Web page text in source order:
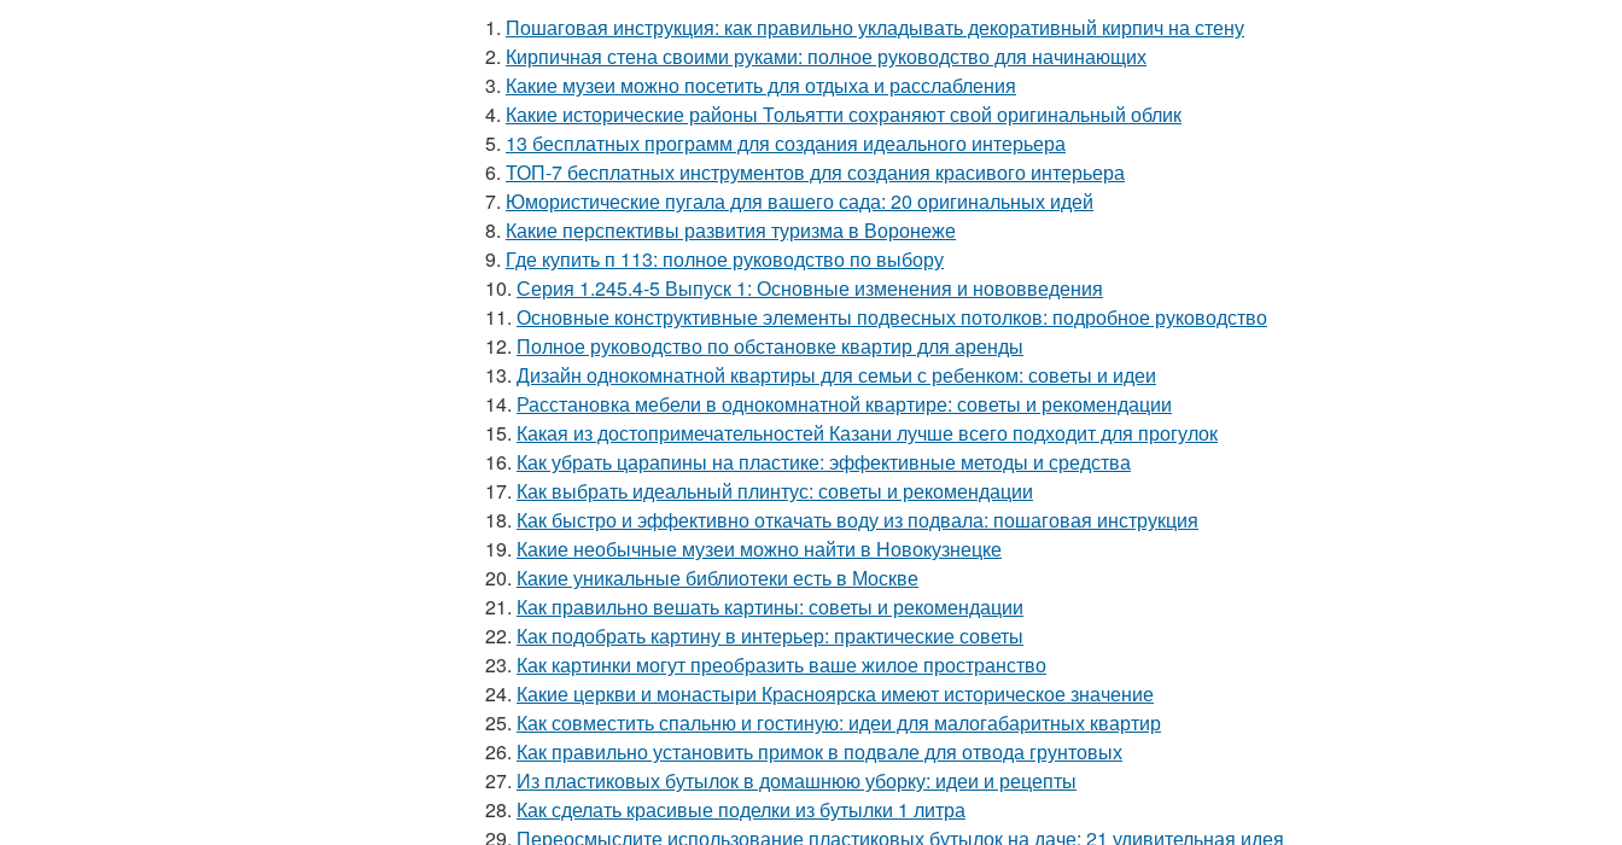
1. Пошаговая инструкция: как правильно укладывать декоративный кирпич на стену
2. Кирпичная стена своими руками: полное руководство для начинающих
3. Какие музеи можно посетить для отдыха и расслабления
4. Какие исторические районы Тольятти сохраняют свой оригинальный облик
5. 13 бесплатных программ для создания идеального интерьера
6. ТОП-7 бесплатных инструментов для создания красивого интерьера
7. Юмористические пугала для вашего сада: 20 оригинальных идей
8. Какие перспективы развития туризма в Воронеже
9. Где купить п 113: полное руководство по выбору
10. Серия 1.245.4-5 Выпуск 1: Основные изменения и нововведения
11. Основные конструктивные элементы подвесных потолков: подробное руководство
12. Полное руководство по обстановке квартир для аренды
13. Дизайн однокомнатной квартиры для семьи с ребенком: советы и идеи
14. Расстановка мебели в однокомнатной квартире: советы и рекомендации
15. Какая из достопримечательностей Казани лучше всего подходит для прогулок
16. Как убрать царапины на пластике: эффективные методы и средства
17. Как выбрать идеальный плинтус: советы и рекомендации
18. Как быстро и эффективно откачать воду из подвала: пошаговая инструкция
19. Какие необычные музеи можно найти в Новокузнецке
20. Какие уникальные библиотеки есть в Москве
21. Как правильно вешать картины: советы и рекомендации
22. Как подобрать картину в интерьер: практические советы
23. Как картинки могут преобразить ваше жилое пространство
24. Какие церкви и монастыри Красноярска имеют историческое значение
25. Как совместить спальню и гостиную: идеи для малогабаритных квартир
26. Как правильно установить примок в подвале для отвода грунтовых
27. Из пластиковых бутылок в домашнюю уборку: идеи и рецепты
28. Как сделать красивые поделки из бутылки 1 литра
29. Переосмыслите использование пластиковых бутылок на даче: 21 удивительная идея